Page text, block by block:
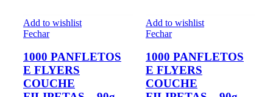
Add to wishlist
Fechar
1000 PANFLETOS
E FLYERS
COUCHE
Add to wishlist
Fechar
1000 PANFLETOS
E FLYERS
COUCHE